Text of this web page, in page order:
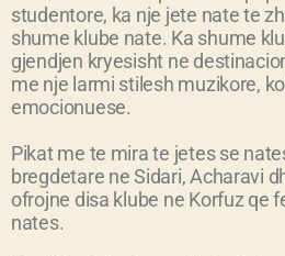
studentore, ka nje jete nate te
shume klube nate. Ka shume
gjendjen kryesisht ne
me nje larmi stilesh muzikore,
emocionuese.
Pikat me te mira te jetes se
bregdetare ne Sidari, Acharavi
ofrojne disa klube ne Korfuz qe
nates.